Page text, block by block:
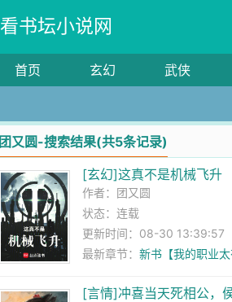
看书坛小说网
首页 玄幻 武侠
团又圆-搜索结果(共5条记录)
[玄幻]这真不是机械飞升
作者： 团又圆
状态：连载
更新时间：08-30 13:39:57
最新章节：新书【我的职业
[言情]冲喜当天死相公，